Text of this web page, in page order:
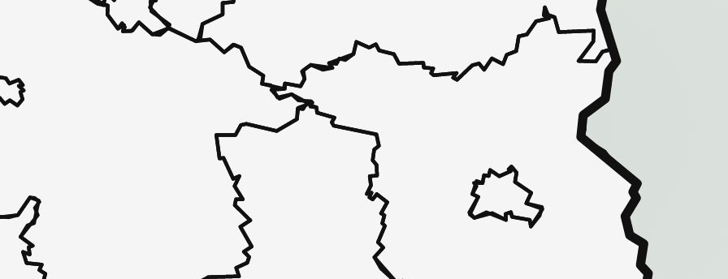
in 30 Sekunden zu einem Pflegeplatz
bei Ihnen.